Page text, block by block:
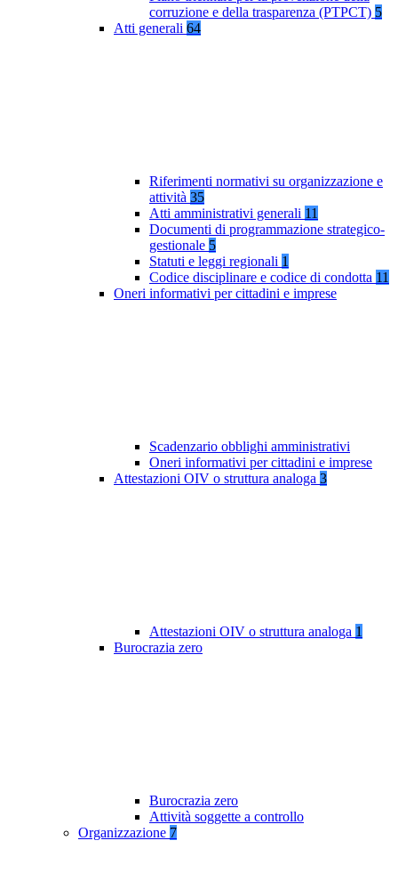
corruzione e della trasparenza (PTPCT) 5
Atti generali 64
Riferimenti normativi su organizzazione e
attività 35
Atti amministrativi generali 11
Documenti di programmazione strategico-
gestionale 5
Statuti e leggi regionali 1
Codice disciplinare e codice di condotta 11
Oneri informativi per cittadini e imprese
Scadenzario obblighi amministrativi
Oneri informativi per cittadini e imprese
Attestazioni OIV o struttura analoga 3
Attestazioni OIV o struttura analoga 1
Burocrazia zero
Burocrazia zero
Attività soggette a controllo
Organizzazione 7